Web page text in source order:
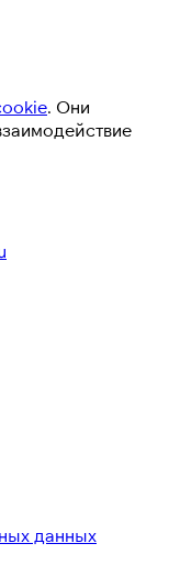
. Они
данных